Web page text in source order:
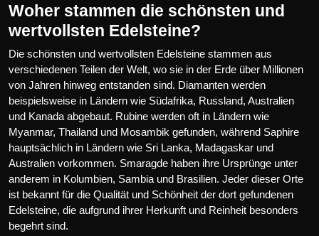
Woher stammen die schönsten und
wertvollsten Edelsteine?
Die schönsten und wertvollsten Edelsteine stammen aus
verschiedenen Teilen der Welt, wo sie in der Erde über Millionen
von Jahren hinweg entstanden sind. Diamanten werden
beispielsweise in Ländern wie Südafrika, Russland, Australien
und Kanada abgebaut. Rubine werden oft in Ländern wie
Myanmar, Thailand und Mosambik gefunden, während Saphire
hauptsächlich in Ländern wie Sri Lanka, Madagaskar und
Australien vorkommen. Smaragde haben ihre Ursprünge unter
anderem in Kolumbien, Sambia und Brasilien. Jeder dieser Orte
ist bekannt für die Qualität und Schönheit der dort gefundenen
Edelsteine, die aufgrund ihrer Herkunft und Reinheit besonders
begehrt sind.